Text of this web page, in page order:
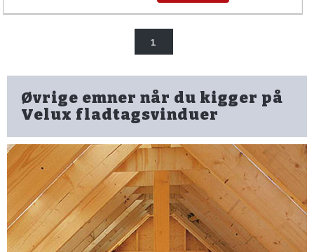
1
Øvrige emner når du kigger på
Velux fladtagsvinduer